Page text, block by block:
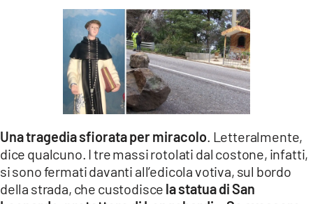
CATANZAROCHANNEL.IT
LACAPITALENEWS.IT
APPLE
Una tragedia sfiorata per miracolo. Letteralmente,
dice qualcuno. I tre massi rotolati dal costone, infatti,
si sono fermati davanti all’edicola votiva, sul bordo
della strada, che custodisce la statua di San